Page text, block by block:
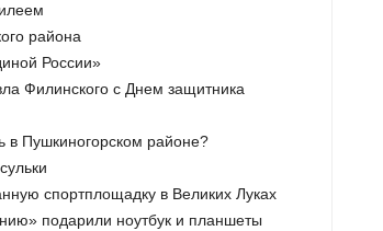
района
России»
Филинского с Днем защитника
в Пушкиногорском районе?
спортплощадку в Великих Луках
подарили ноутбук и планшеты